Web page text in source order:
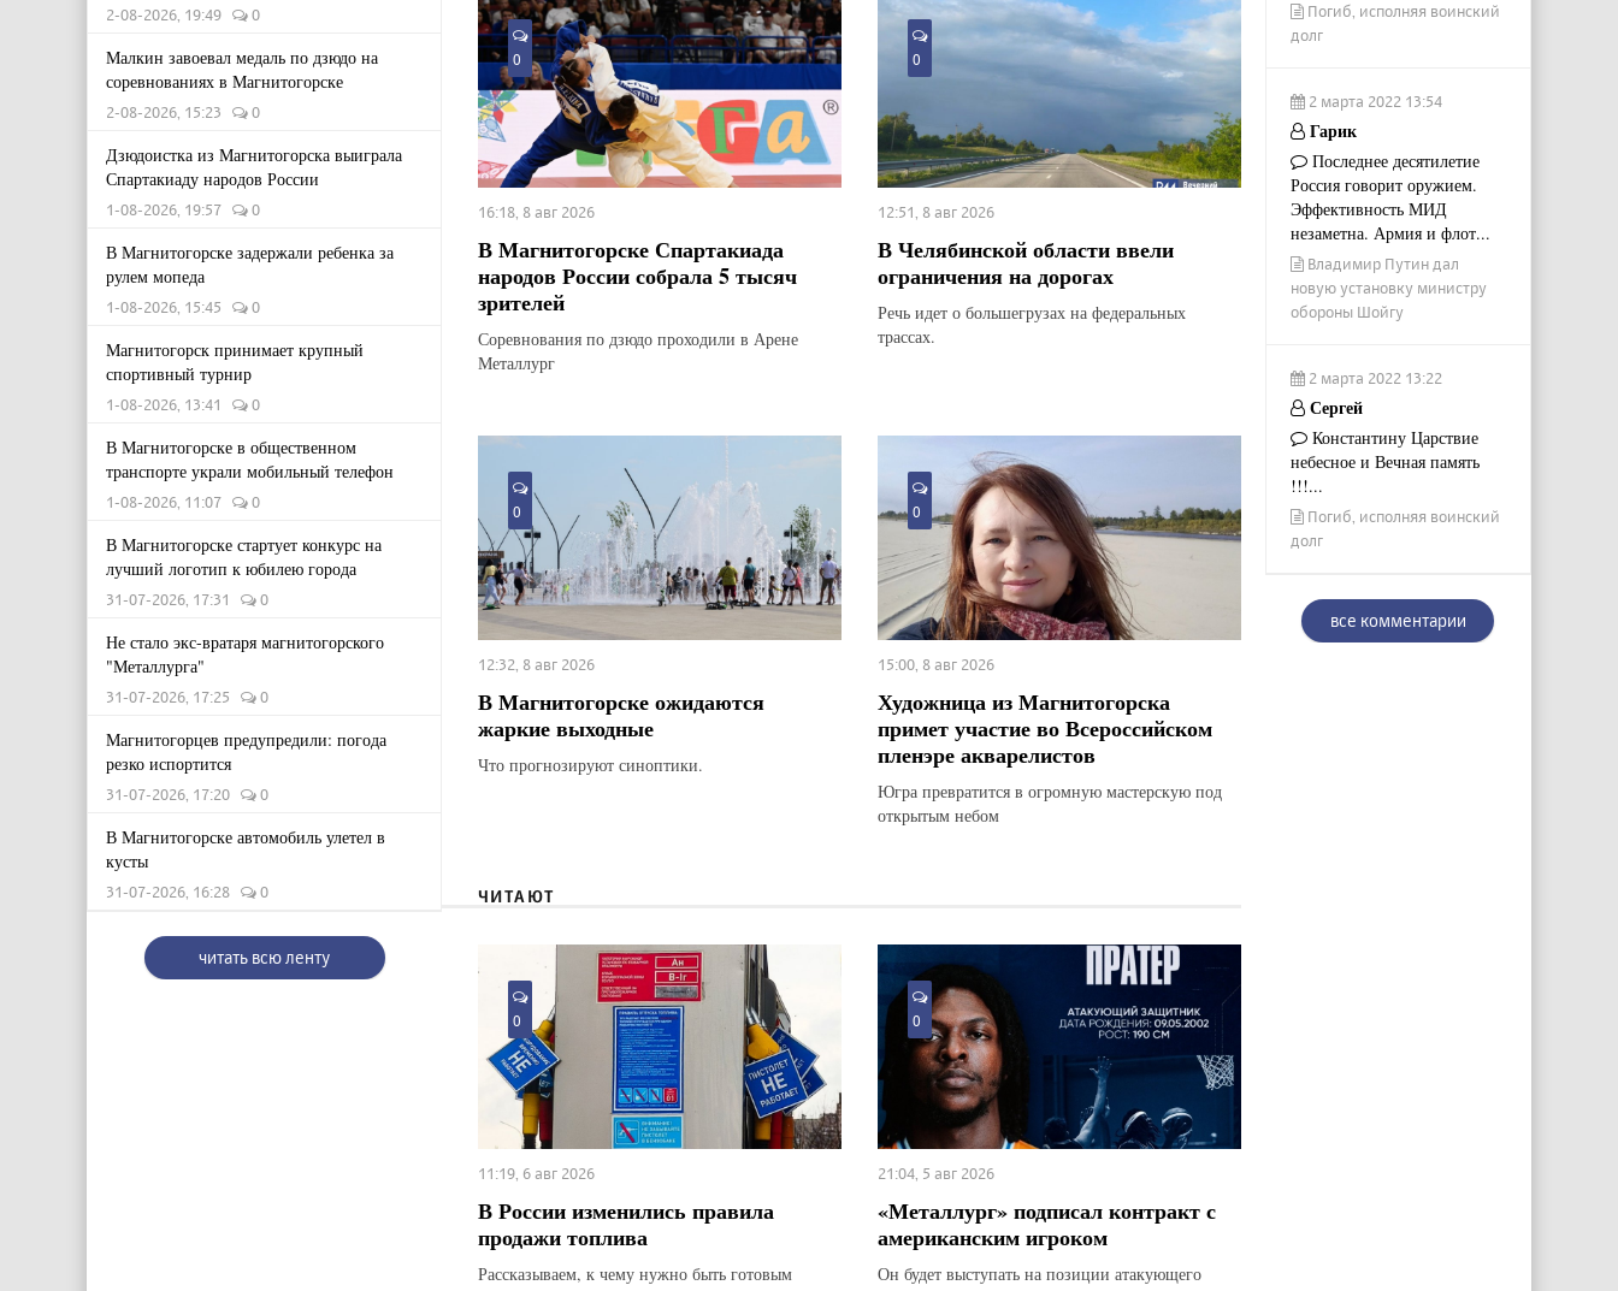
2-08-2026, 19:49 0
Малкин завоевал медаль по дзюдо на
соревнованиях в Магнитогорске
2-08-2026, 15:23 0
Дзюдоистка из Магнитогорска выиграла
Спартакиаду народов России
1-08-2026, 19:57 0
В Магнитогорске задержали ребенка за
рулем мопеда
1-08-2026, 15:45 0
Магнитогорск принимает крупный
спортивный турнир
1-08-2026, 13:41 0
В Магнитогорске в общественном
транспорте украли мобильный телефон
1-08-2026, 11:07 0
В Магнитогорске стартует конкурс на
лучший логотип к юбилею города
31-07-2026, 17:31 0
Не стало экс-вратаря магнитогорского
"Металлурга"
31-07-2026, 17:25 0
Магнитогорцев предупредили: погода
резко испортится
31-07-2026, 17:20 0
В Магнитогорске автомобиль улетел в
кусты
31-07-2026, 16:28 0
читать всю ленту
0
16:18, 8 авг 2026
В Магнитогорске Спартакиада
народов России собрала 5 тысяч
зрителей
Соревнования по дзюдо проходили в Арене
Металлург
0
12:51, 8 авг 2026
В Челябинской области ввели
ограничения на дорогах
Речь идет о большегрузах на федеральных
трассах.
0
12:32, 8 авг 2026
В Магнитогорске ожидаются
жаркие выходные
Что прогнозируют синоптики.
0
15:00, 8 авг 2026
Художница из Магнитогорска
примет участие во Всероссийском
пленэре акварелистов
Югра превратится в огромную мастерскую под
открытым небом
ЧИТАЮТ
0
11:19, 6 авг 2026
В России изменились правила
продажи топлива
Рассказываем, к чему нужно быть готовым
0
21:04, 5 авг 2026
«Металлург» подписал контракт с
американским игроком
Он будет выступать на позиции атакующего
Погиб, исполняя воинский
долг
2 марта 2022 13:54
Гарик
Последнее десятилетие
Россия говорит оружием.
Эффективность МИД
незаметна. Армия и флот...
Владимир Путин дал
новую установку министру
обороны Шойгу
2 марта 2022 13:22
Сергей
Константину Царствие
небесное и Вечная память
!!!...
Погиб, исполняя воинский
долг
все комментарии